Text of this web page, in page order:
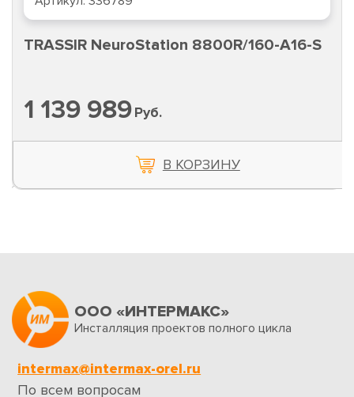
TRASSIR NeuroStation 8800R/160-A16-S
1 139 989Руб.
В КОРЗИНУ
ООО «ИНТЕРМАКС»
Инсталляция проектов полного цикла
intermax@intermax-orel.ru
По всем вопросам